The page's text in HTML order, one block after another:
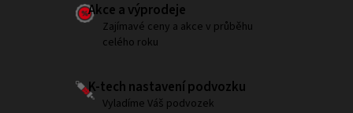
Akce a výprodeje
Zajímavé ceny a akce v průběhu
celého roku
K-tech nastavení podvozku
Vyladíme Váš podvozek